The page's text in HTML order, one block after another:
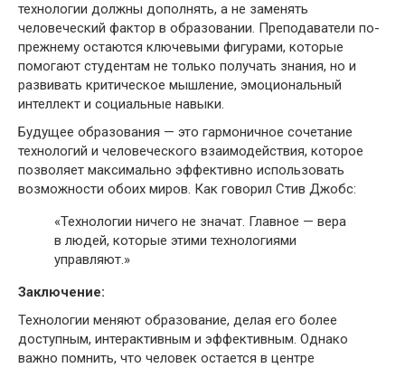
технологии должны дополнять, а не заменять
человеческий фактор в образовании. Преподаватели по-
прежнему остаются ключевыми фигурами, которые
помогают студентам не только получать знания, но и
развивать критическое мышление, эмоциональный
интеллект и социальные навыки.
Будущее образования — это гармоничное сочетание
технологий и человеческого взаимодействия, которое
позволяет максимально эффективно использовать
возможности обоих миров. Как говорил Стив Джобс:
«Технологии ничего не значат. Главное — вера
в людей, которые этими технологиями
управляют.»
Заключение:
Технологии меняют образование, делая его более
доступным, интерактивным и эффективным. Однако
важно помнить, что человек остается в центре